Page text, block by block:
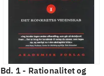
Bd. 1 - Rationalitet og